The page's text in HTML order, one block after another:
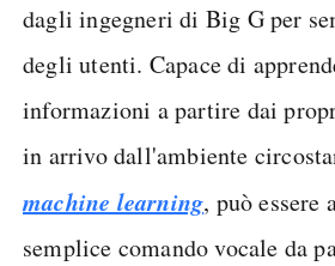
dagli ingegneri di Big G per
degli utenti. Capace di
informazioni a partire dai
in arrivo dall'ambiente
machine learning, può essere
semplice comando vocale da